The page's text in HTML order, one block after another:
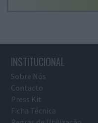
INSTITUCIONAL
Sobre Nós
Contacto
Press Kit
Ficha Técnica